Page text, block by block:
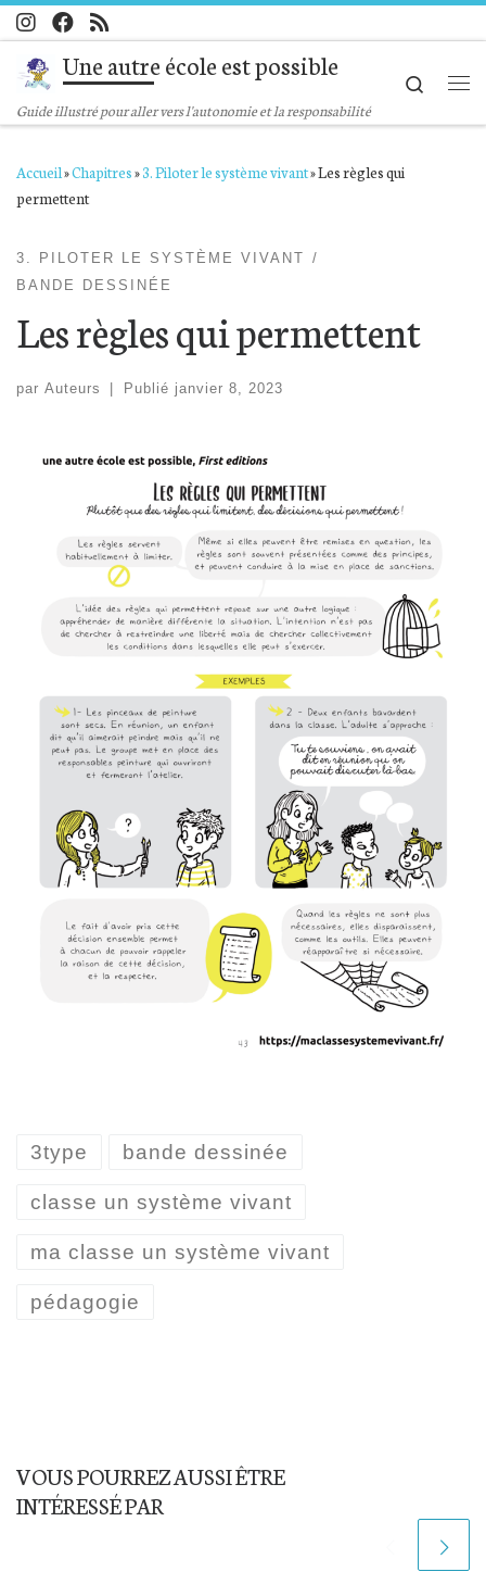
Passer au contenu
Une autre école est possible
Guide illustré pour aller vers l'autonomie et la responsabilité
Search
Accueil»Chapitres»3. Piloter le système vivant»Les règles qui
permettent
3. PILOTER LE SYSTÈME VIVANT
BANDE DESSINÉE
Les règles qui permettent
par Auteurs Publié janvier 8, 2023
3type bande dessinée
classe un système vivant
ma classe un système vivant
pédagogie
VOUS POURREZ AUSSI ÊTRE
INTÉRESSÉ PAR